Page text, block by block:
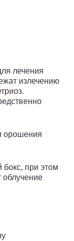
лечения
излечению
орошения
бокс, при этом
облучение